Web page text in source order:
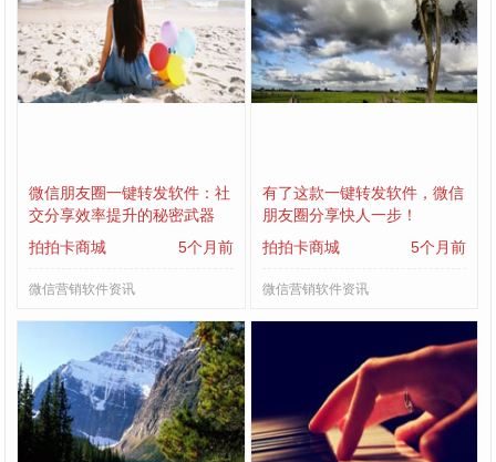
微信朋友圈一键转发软件：社
交分享效率提升的秘密武器
拍拍卡商城
5个月前
微信营销软件资讯
有了这款一键转发软件，微信
朋友圈分享快人一步！
拍拍卡商城
5个月前
微信营销软件资讯